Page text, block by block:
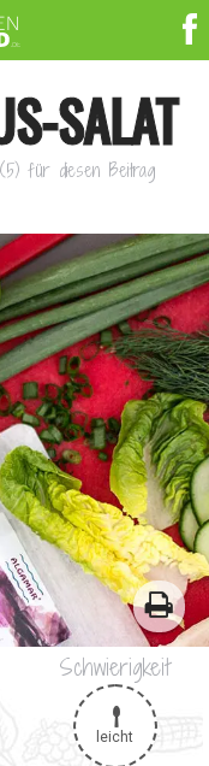
SALAT
(5) für diesen Beitrag
Schwierigkeit
leicht